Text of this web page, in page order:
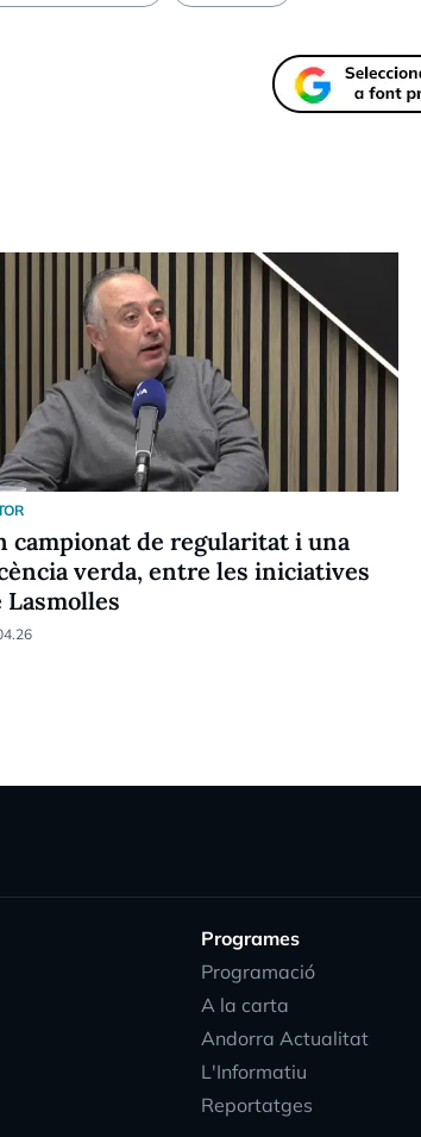
campionat de regularitat i una
verda, entre les iniciatives
Lasmolles
Programes
Programació
A la carta
Andorra Actualitat
L'Informatiu
Reportatges